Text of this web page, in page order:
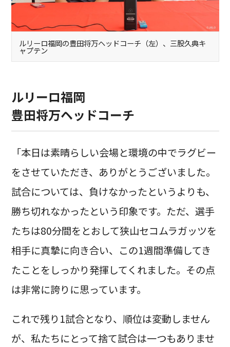
ルリーロ福岡の豊田将万ヘッドコーチ（左）、三股久典キ
ャプテン
ルリーロ福岡
豊田将万ヘッドコーチ
「本日は素晴らしい会場と環境の中でラグビー
をさせていただき、ありがとうございました。
試合については、負けなかったというよりも、
勝ち切れなかったという印象です。ただ、選手
たちは80分間をとおして狭山セコムラガッツを
相手に真摯に向き合い、この1週間準備してき
たことをしっかり発揮してくれました。その点
は非常に誇りに思っています。
これで残り1試合となり、順位は変動しません
が、私たちにとって捨て試合は一つもありませ